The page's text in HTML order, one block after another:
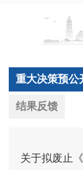
重大决策预公
结果反馈
关于拟废止